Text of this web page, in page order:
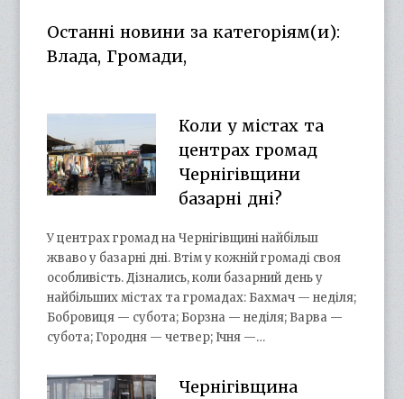
YouTube
Останні новини за категоріям(и):
Влада, Громади,
Коли у містах та
центрах громад
Чернігівщини
базарні дні?
У центрах громад на Чернігівщині найбільш
жваво у базарні дні. Втім у кожній громаді своя
особливість. Дізнались, коли базарний день у
найбільших містах та громадах: Бахмач — неділя;
Бобровиця — субота; Борзна — неділя; Варва —
субота; Городня — четвер; Ічня —…
Чернігівщина